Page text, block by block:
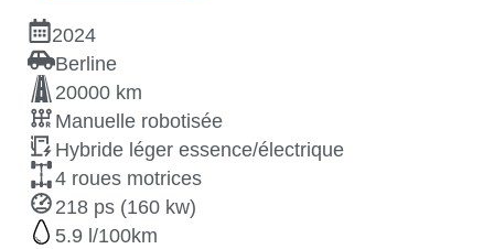
2024
Berline
20000 km
Manuelle robotisée
Hybride léger essence/électrique
4 roues motrices
218 ps (160 kw)
5.9